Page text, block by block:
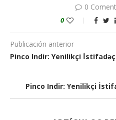
0
0
Publicación anterior
Pinco Indir: Yenilikçi
Pinco Indir: Yenilikçi